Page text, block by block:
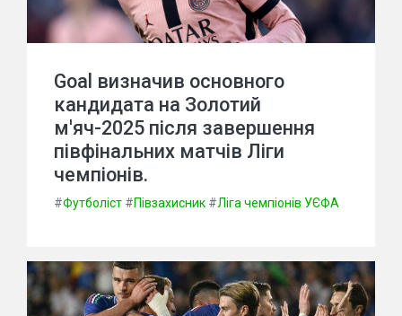
Goal визначив основного
кандидата на Золотий
м'яч-2025 після завершення
півфінальних матчів Ліги
чемпіонів.
#Футболіст #Півзахисник #Ліга чемпіонів УЄФА